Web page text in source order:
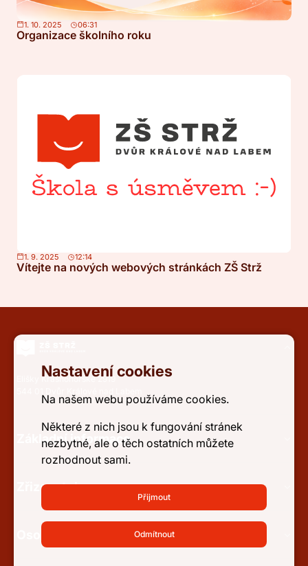
1. 10. 2025 06:31
Organizace školního roku
1. 9. 2025 12:14
Vítejte na nových webových stránkách ZŠ Strž
Elišky Krásnohorské 2919
Základní informace
Zřizovatel
Osobní údaje a přístupnost
Nastavení cookies
Na našem webu používáme cookies.
Některé z nich jsou k fungování stránek
nezbytné, ale o těch ostatních můžete
rozhodnout sami.
Přijmout
Odmítnout